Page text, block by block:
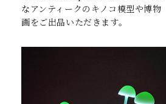
なアンティークのキノコ模型や博物
画をご出品いただきます。